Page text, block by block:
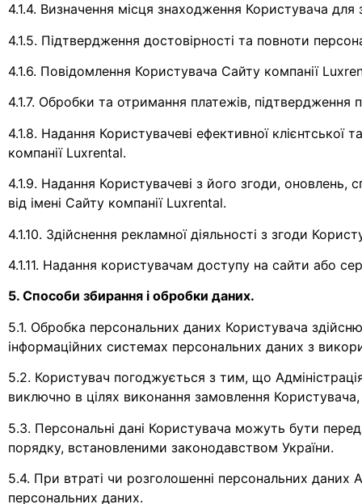
4.1.4. Визначення місця знаходження Користувача
4.1.5. Підтвердження достовірності та повноти
4.1.6. Повідомлення Користувача Сайту компанії
4.1.7. Обробки та отримання платежів, підтвердження
4.1.8. Надання Користувачеві ефективної
компанії Luxrental.
4.1.9. Надання Користувачеві з його згоди, оновлень,
від імені Сайту компанії Luxrental.
4.1.10. Здійснення рекламної діяльності з згоди
4.1.11. Надання користувачам доступу на сайти або
5. Способи збирання і обробки даних.
5.1. Обробка персональних даних Користувача
інформаційних системах персональних даних з
5.2. Користувач погоджується з тим, що
виключно в цілях виконання замовлення
5.3. Персональні дані Користувача можуть бути
порядку, встановленими законодавством України.
5.4. При втраті чи розголошенні персональних даних
персональних даних.